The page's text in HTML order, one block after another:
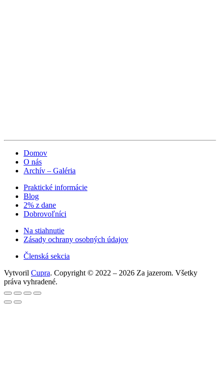
Domov
O nás
Archív – Galéria
Praktické informácie
Blog
2% z dane
Dobrovoľníci
Na stiahnutie
Zásady ochrany osobných údajov
Členská sekcia
Vytvoril Cupra. Copyright © 2022 – 2026 Za jazerom. Všetky
práva vyhradené.